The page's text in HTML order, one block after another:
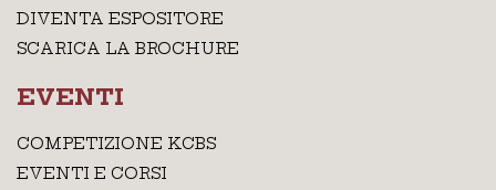
DIVENTA ESPOSITORE
SCARICA LA BROCHURE
EVENTI
COMPETIZIONE KCBS
EVENTI E CORSI